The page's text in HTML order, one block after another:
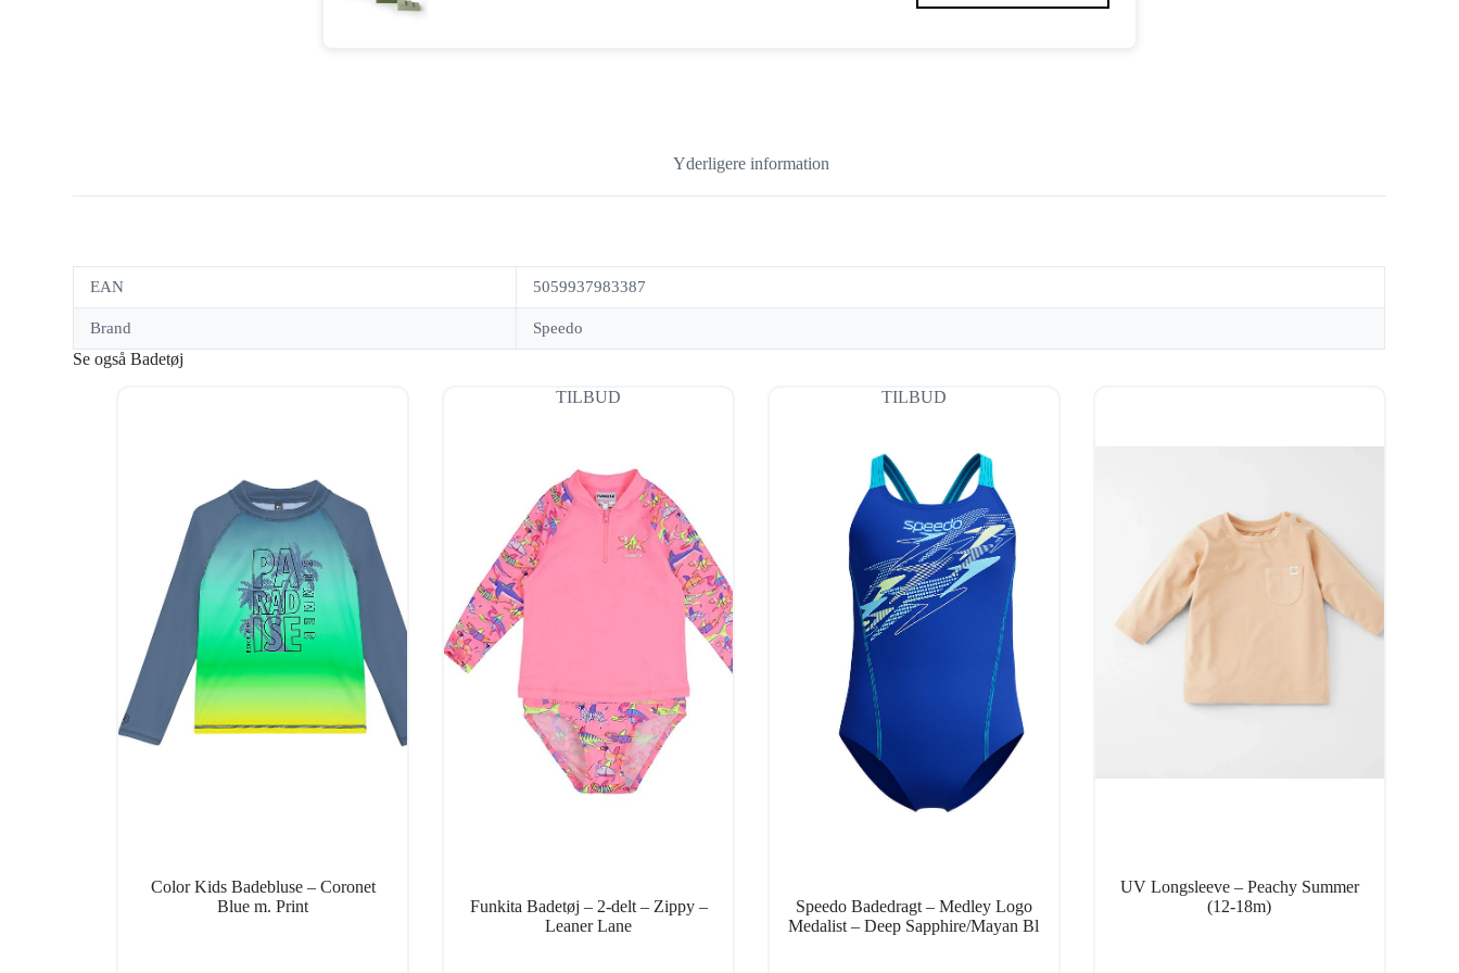
Yderligere information
EAN 5059937983387
Brand Speedo
Se også Badetøj
Color Kids Badebluse – Coronet
Blue m. Print
TILBUD
Funkita Badetøj – 2-delt – Zippy –
Leaner Lane
TILBUD
Speedo Badedragt – Medley Logo
Medalist – Deep Sapphire/Mayan Bl
UV Longsleeve – Peachy Summer
(12-18m)